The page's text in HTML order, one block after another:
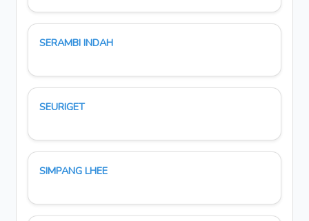
SERAMBI INDAH
SEURIGET
SIMPANG LHEE